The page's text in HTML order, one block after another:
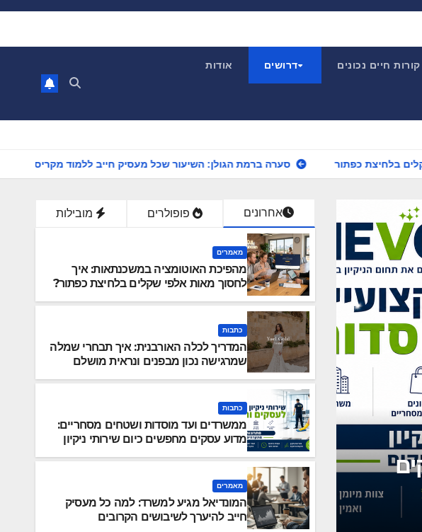
חיים נכונים דרושים אודות
סערה ברמת הגולן: השיעור שכל מעסיק חייב ללמוד מקריסת פרויקט הטורבינות
כתבות
ממשרדים ועד מוסדות ושטחים
מחפשים כיום שירותי ניקיון
אחרונים פופולרים מובילות
מאמרים
מהפיכת האוטומציה במשכנתאות: איך
לחסוך מאות אלפי שקלים בלחיצת כפתור?
כתבות
המדריך לכלה האורבנית: איך תבחרי שמלה
שמרגישה נכון מבפנים ונראית מושלם
כתבות
ממשרדים ועד מוסדות ושטחים מסחריים:
מדוע עסקים מחפשים כיום שירותי ניקיון
מאמרים
המונדיאל מגיע למשרד: למה כל מעסיק
חייב להיערך לשיבושים הקרובים